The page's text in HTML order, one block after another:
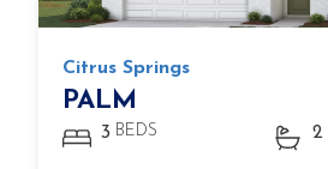
Citrus Springs
PALM
3 BEDS 2